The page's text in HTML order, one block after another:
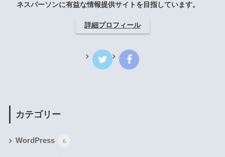
ネスパーソンに有益な情報提供サイトを目指しています。
詳細プロフィール
カテゴリー
WordPress 6